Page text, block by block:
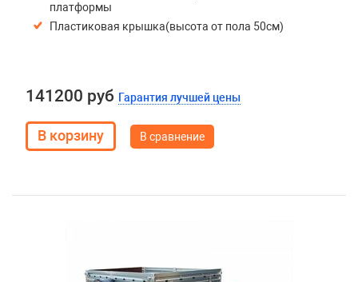
платформы
Пластиковая крышка(высота от пола 50см)
141200 руб Гарантия лучшей цены
В сравнение